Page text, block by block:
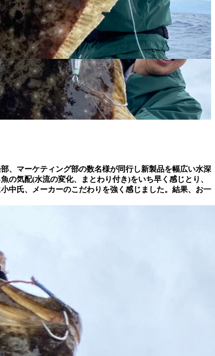
、マーケティング部の数名様が同行し新製品を幅広い水深
気配(水流の変化、まとわり付き)をいち早く感じとり、
中氏、メーカーのこだわりを強く感じました。結果、お一